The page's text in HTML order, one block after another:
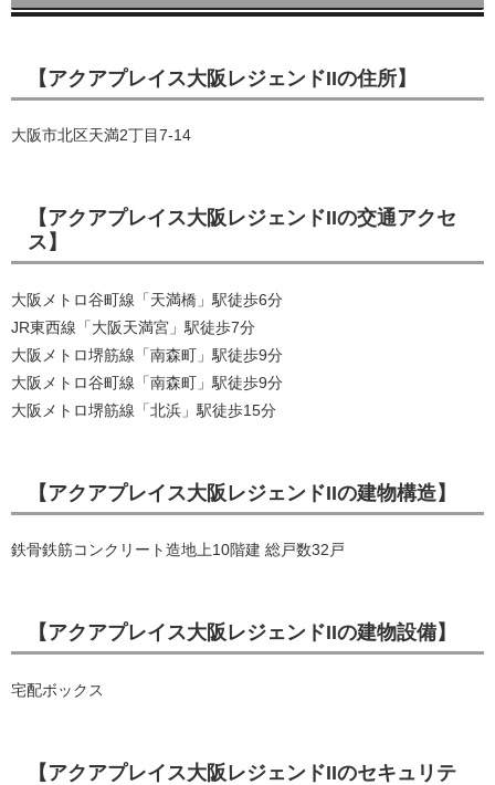
【アクアプレイス大阪レジェンドIIの住所】
大阪市北区天満2丁目7-14
【アクアプレイス大阪レジェンドIIの交通アクセ
ス】
大阪メトロ谷町線「天満橋」駅徒歩6分
JR東西線「大阪天満宮」駅徒歩7分
大阪メトロ堺筋線「南森町」駅徒歩9分
大阪メトロ谷町線「南森町」駅徒歩9分
大阪メトロ堺筋線「北浜」駅徒歩15分
【アクアプレイス大阪レジェンドIIの建物構造】
鉄骨鉄筋コンクリート造地上10階建 総戸数32戸
【アクアプレイス大阪レジェンドIIの建物設備】
宅配ボックス
【アクアプレイス大阪レジェンドIIのセキュリテ